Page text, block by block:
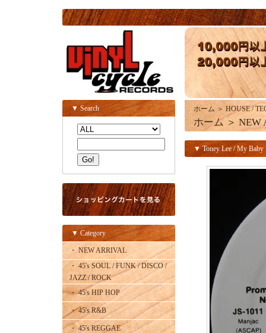
▼ Search
▼ Category
・ NEW ARRIVAL
・ 45's SOUL / FUNK / DISCO /
JAZZ / ROCK
・ 45's HIP HOP
・ 45's R&B
・ 45's REGGAE
ホーム ＞ HOUSE /
ホーム ＞ NEW
▼ Toney Lee / My Baby